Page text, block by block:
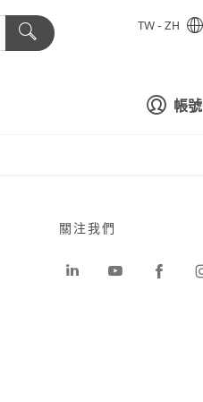
帳號
TW - ZH
關注我們